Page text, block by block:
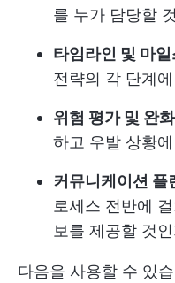
를 누가 담당할
타임라인 및 마
전략의 각 단계
위험 평가 및 완
하고 우발 상황
커뮤니케이션 플
로세스 전반에
보를 제공할 것
다음을 사용할 수 있